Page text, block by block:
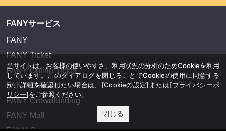
FANYサービス
FANY
FANY Ticket
FANY Online Ticket
FANY Channel
FANY Crowdfunding
FANY Mall
当サイトは、お客様の使いやすさ、利用状況の分析のためCookieを利用
しています。このダイアログを閉じることでCookieの使用に同意する
か、詳細を確認したい場合は、 [Cookieの設定] または[プライバシーポ
リシー]をご参照ください。
閉じる